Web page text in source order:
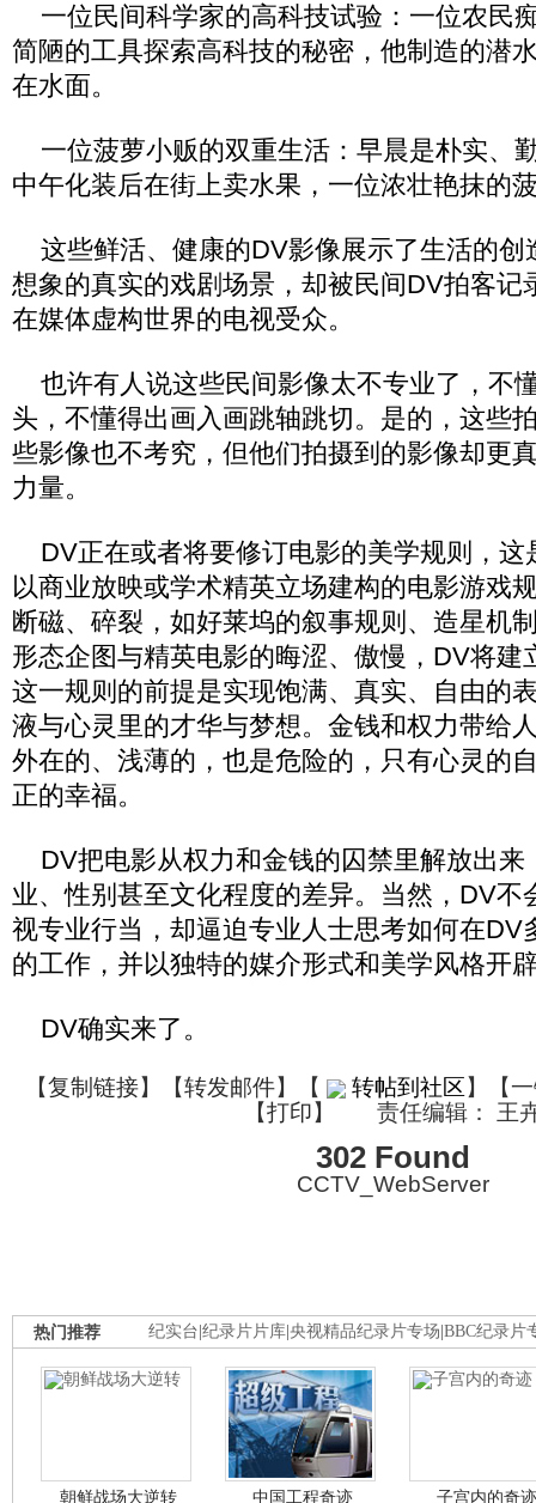
一位民间科学家的高科技试验：一位农民
简陋的工具探索高科技的秘密，他制造的潜
在水面。
一位菠萝小贩的双重生活：早晨是朴实、
中午化装后在街上卖水果，一位浓壮艳抹的
这些鲜活、健康的DV影像展示了生活的创
想象的真实的戏剧场景，却被民间DV拍客记
在媒体虚构世界的电视受众。
也许有人说这些民间影像太不专业了，不
头，不懂得出画入画跳轴跳切。是的，这些
些影像也不考究，但他们拍摄到的影像却更
力量。
DV正在或者将要修订电影的美学规则，这
以商业放映或学术精英立场建构的电影游戏
断磁、碎裂，如好莱坞的叙事规则、造星机
形态企图与精英电影的晦涩、傲慢，DV将建
这一规则的前提是实现饱满、真实、自由的
液与心灵里的才华与梦想。金钱和权力带给
外在的、浅薄的，也是危险的，只有心灵的
正的幸福。
DV把电影从权力和金钱的囚禁里解放出来
业、性别甚至文化程度的差异。当然，DV不
视专业行当，却逼迫专业人士思考如何在DV
的工作，并以独特的媒介形式和美学风格开
DV确实来了。
【复制链接】【转发邮件】 【 转帖到社区】【
【打印】 责任编辑： 王
302 Found
CCTV_WebServer
纪实台 纪录片片库 央视精品纪录片专场 BBC纪录片
热门推荐
朝鲜战场大逆转 中国工程奇迹 子宫内的奇迹